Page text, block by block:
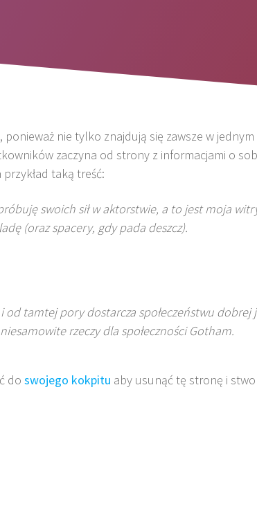
nie tylko znajdują się zawsze w
zaczyna od strony z informacjami o
taką treść:
swoich sił w aktorstwie, a to jest moja
(oraz spacery, gdy pada deszcz).
i od tamtej pory dostarcza społeczeństwu
rzeczy dla społeczności Gotham.
doswojego kokpitu aby usunąć tę stronę i